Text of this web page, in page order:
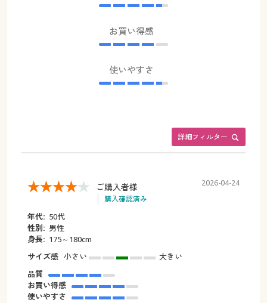
お買い得感
使いやすさ
詳細フィルター
ご購入者様
購入確認済み
2026-04-24
年代: 50代
性別: 男性
身長: 175～180cm
サイズ感 小さい
大きい
品質
お買い得感
使いやすさ